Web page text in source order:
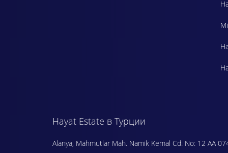
Hayat Estate в Турции
Alanya, Mahmutlar Mah. Namik Kemal Cd. No: 12 AA